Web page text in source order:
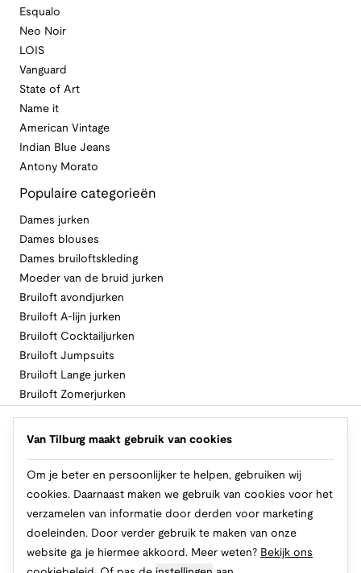
Esqualo
Neo Noir
LOIS
Vanguard
State of Art
Name it
American Vintage
Indian Blue Jeans
Antony Morato
Populaire categorieën
Dames jurken
Dames blouses
Dames bruiloftskleding
Moeder van de bruid jurken
Bruiloft avondjurken
Bruiloft A-lijn jurken
Bruiloft Cocktailjurken
Bruiloft Jumpsuits
Bruiloft Lange jurken
Bruiloft Zomerjurken
Volg Van Tilburg
Van Tilburg maakt gebruik van cookies
Om je beter en persoonlijker te helpen, gebruiken wij
cookies. Daarnaast maken we gebruik van cookies voor het
verzamelen van informatie door derden voor marketing
doeleinden. Door verder gebruik te maken van onze
website ga je hiermee akkoord. Meer weten? Bekijk ons